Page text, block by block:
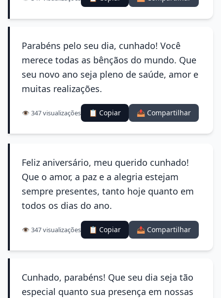
Parabéns pelo seu dia, cunhado! Você
merece todas as bênçãos do mundo. Que
seu novo ano seja pleno de saúde, amor e
muitas realizações.
👁️ 347 visualizações 📋 Copiar 📤 Compartilhar
Feliz aniversário, meu querido cunhado!
Que o amor, a paz e a alegria estejam
sempre presentes, tanto hoje quanto em
todos os dias do ano.
👁️ 347 visualizações 📋 Copiar 📤 Compartilhar
Cunhado, parabéns! Que seu dia seja tão
especial quanto sua presença em nossas